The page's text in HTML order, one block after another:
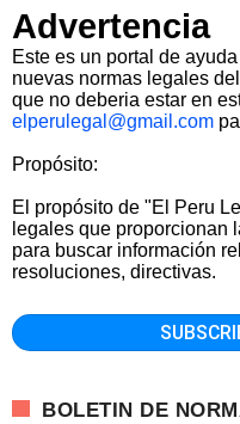
Advertencia
Este es un portal de
nuevas normas legales
que no deberia estar en
elperulegal@gmail.com
Propósito:
El propósito de "El Peru
legales que proporcionan
para buscar información
resoluciones, directivas.
BOLETIN DE